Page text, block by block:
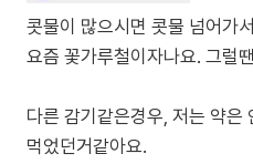
콧물이 많으시면 콧물 넘어가
요즘 꽃가루철이자나요. 그럴
다른 감기같은경우, 저는 약은
먹었던거같아요.